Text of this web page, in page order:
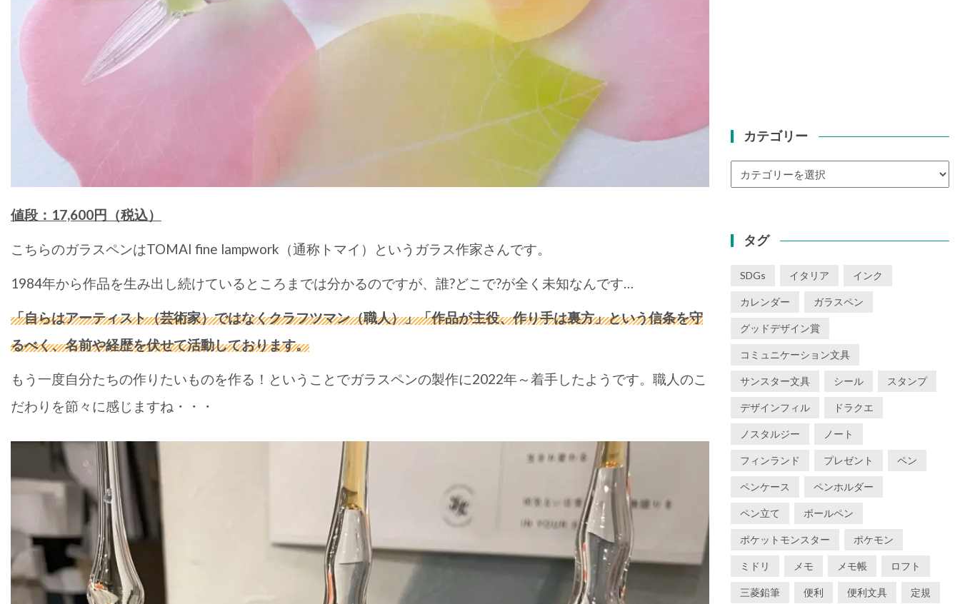
値段：17,600円（税込）
こちらのガラスペンはTOMAI fine lampwork（通称トマイ）というガラス作家さんです。
1984年から作品を生み出し続けているところまでは分かるのですが、誰?どこで?が全く未知なんです…
「自らはアーティスト（芸術家）ではなくクラフツマン（職人）」「作品が主役、作り手は裏方」という信条を守
るべく、名前や経歴を伏せて活動しております。
もう一度自分たちの作りたいものを作る！ということでガラスペンの製作に2022年～着手したようです。職人のこ
だわりを節々に感じますね・・・
カテゴリー
タグ
SDGs イタリア インク
カレンダー ガラスペン
グッドデザイン賞
コミュニケーション文具
サンスター文具 シール スタンプ
デザインフィル ドラクエ
ノスタルジー ノート
フィンランド プレゼント ペン
ペンケース ペンホルダー
ペン立て ボールペン
ポケットモンスター ポケモン
ミドリ メモ メモ帳 ロフト
三菱鉛筆 便利 便利文具 定規